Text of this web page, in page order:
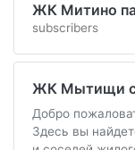
ЖК Митино
subscribers
ЖК Мытищи
Добро
Здесь вы